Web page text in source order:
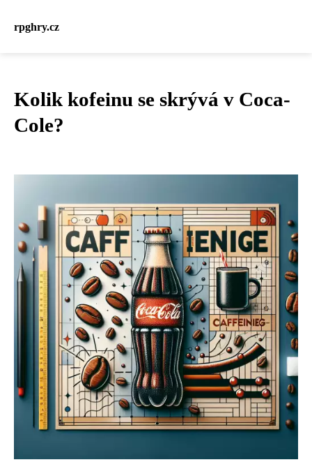
rpghry.cz
Kolik kofeinu se skrývá v Coca-
Cole?